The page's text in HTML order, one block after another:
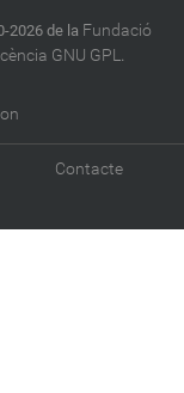
2026 de la Fundació
GNU GPL.
Contacte